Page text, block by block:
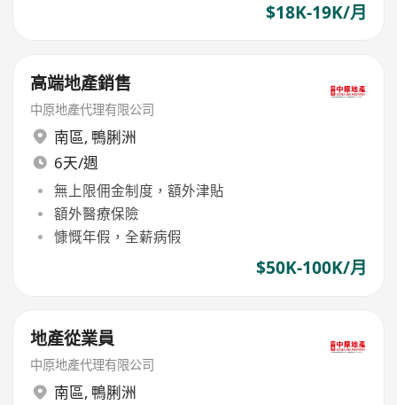
$18K-19K/月
高端地產銷售
中原地產代理有限公司
南區, 鴨脷洲
6天/週
無上限佣金制度，額外津貼
額外醫療保險
慷慨年假，全薪病假
$50K-100K/月
地產從業員
中原地產代理有限公司
南區, 鴨脷洲